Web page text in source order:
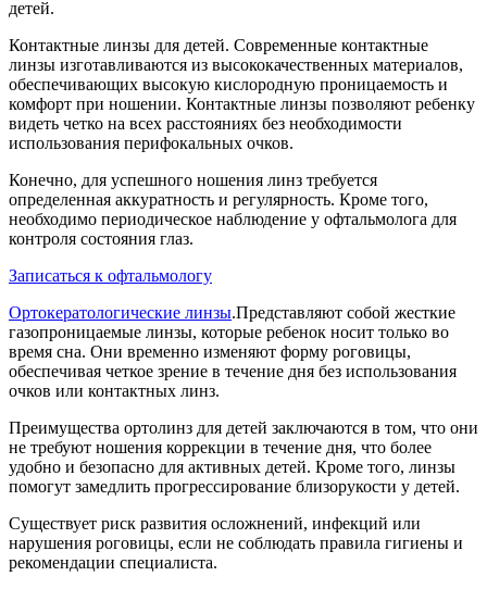
детей.
Контактные линзы для детей. Современные контактные
линзы изготавливаются из высококачественных материалов,
обеспечивающих высокую кислородную проницаемость и
комфорт при ношении. Контактные линзы позволяют ребенку
видеть четко на всех расстояниях без необходимости
использования перифокальных очков.
Конечно, для успешного ношения линз требуется
определенная аккуратность и регулярность. Кроме того,
необходимо периодическое наблюдение у офтальмолога для
контроля состояния глаз.
Записаться к офтальмологу
Ортокератологические линзы.Представляют собой жесткие
газопроницаемые линзы, которые ребенок носит только во
время сна. Они временно изменяют форму роговицы,
обеспечивая четкое зрение в течение дня без использования
очков или контактных линз.
Преимущества ортолинз для детей заключаются в том, что они
не требуют ношения коррекции в течение дня, что более
удобно и безопасно для активных детей. Кроме того, линзы
помогут замедлить прогрессирование близорукости у детей.
Существует риск развития осложнений, инфекций или
нарушения роговицы, если не соблюдать правила гигиены и
рекомендации специалиста.